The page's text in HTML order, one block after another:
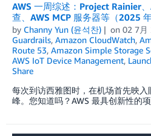
AWS 一周综述：Project Rainier
查、AWS MCP 服务器等（2025
by Channy Yun (윤석찬) on 02 7月
Guardrails, Amazon CloudWatch,
Route 53, Amazon Simple Storage
AWS IoT Device Management,
Share
每次到访西雅图时，在机场首先映
峰。您知道吗？AWS 最具创新性的